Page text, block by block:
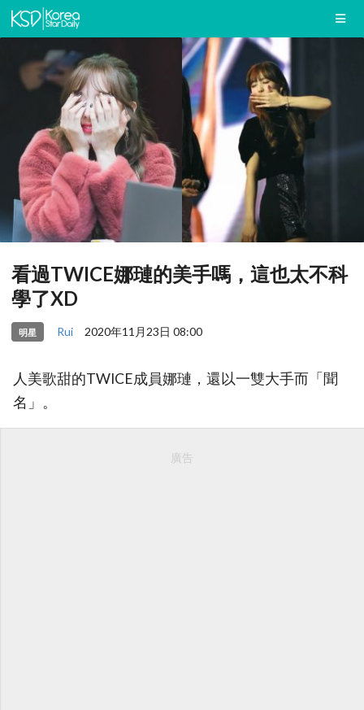
看過TWICE娜璉的美手嗎，這也太不科
學了XD
明星 Rui 2020年11月23日 08:00
人美歌甜的TWICE成員娜璉，還以一雙大手而「聞
名」。
廣告